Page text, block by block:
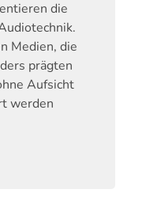
die
Medien, die
prägten
Aufsicht
werden